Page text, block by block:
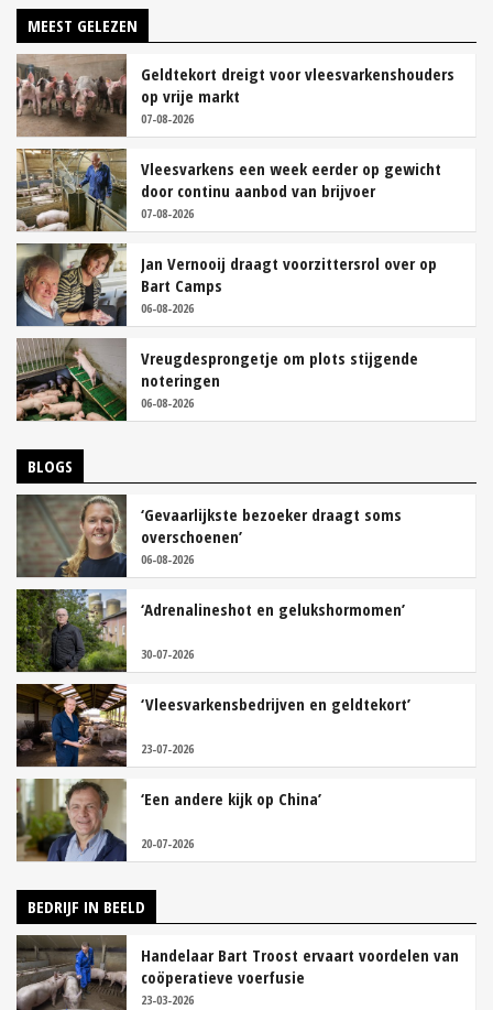
MEEST GELEZEN
Geldtekort dreigt voor vleesvarkenshouders
op vrije markt
07-08-2026
Vleesvarkens een week eerder op gewicht
door continu aanbod van brijvoer
07-08-2026
Jan Vernooij draagt voorzittersrol over op
Bart Camps
06-08-2026
Vreugdesprongetje om plots stijgende
noteringen
06-08-2026
BLOGS
‘Gevaarlijkste bezoeker draagt soms
overschoenen’
06-08-2026
‘Adrenalineshot en gelukshormomen’
30-07-2026
‘Vleesvarkensbedrijven en geldtekort’
23-07-2026
‘Een andere kijk op China’
20-07-2026
BEDRIJF IN BEELD
Handelaar Bart Troost ervaart voordelen van
coöperatieve voerfusie
23-03-2026